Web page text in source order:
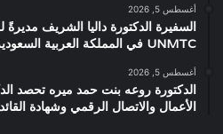
أغسطس 5, 2026
السفيرة الدكتورة داليا الشريف مديرةً
UNMTC في المملكة العربية السعودية
أغسطس 5, 2026
الدكتورة روعه بنت حمد ميره تحصد
الأعمال والاتصال الرقمي وشهادة القائد